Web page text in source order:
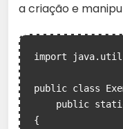
a criação e
import
public class
{